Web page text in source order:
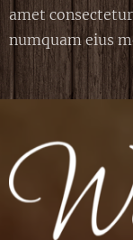
amet
numquam eius